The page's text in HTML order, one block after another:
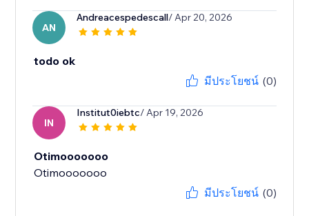
AN
Andreacespedescall/ Apr 20, 2026
todo ok
มีประโยชน์ (0)
IN
Institut0iebtc/ Apr 19, 2026
Otimooooooo
Otimooooooo
มีประโยชน์ (0)